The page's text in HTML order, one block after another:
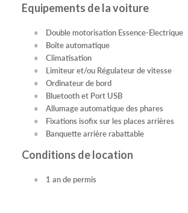
Equipements de la voiture
Double motorisation Essence-Electrique
Boîte automatique
Climatisation
Limiteur et/ou Régulateur de vitesse
Ordinateur de bord
Bluetooth et Port USB
Allumage automatique des phares
Fixations isofix sur les places arrières
Banquette arrière rabattable
Conditions de location
1 an de permis